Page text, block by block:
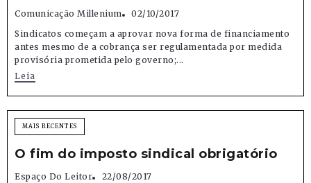
Comunicação Millenium
02/10/2017
Sindicatos começam a aprovar nova forma de financiamento
antes mesmo de a cobrança ser regulamentada por medida
provisória prometida pelo governo;...
Leia
MAIS RECENTES
O fim do imposto sindical obrigatório
Espaço Do Leitor
22/08/2017